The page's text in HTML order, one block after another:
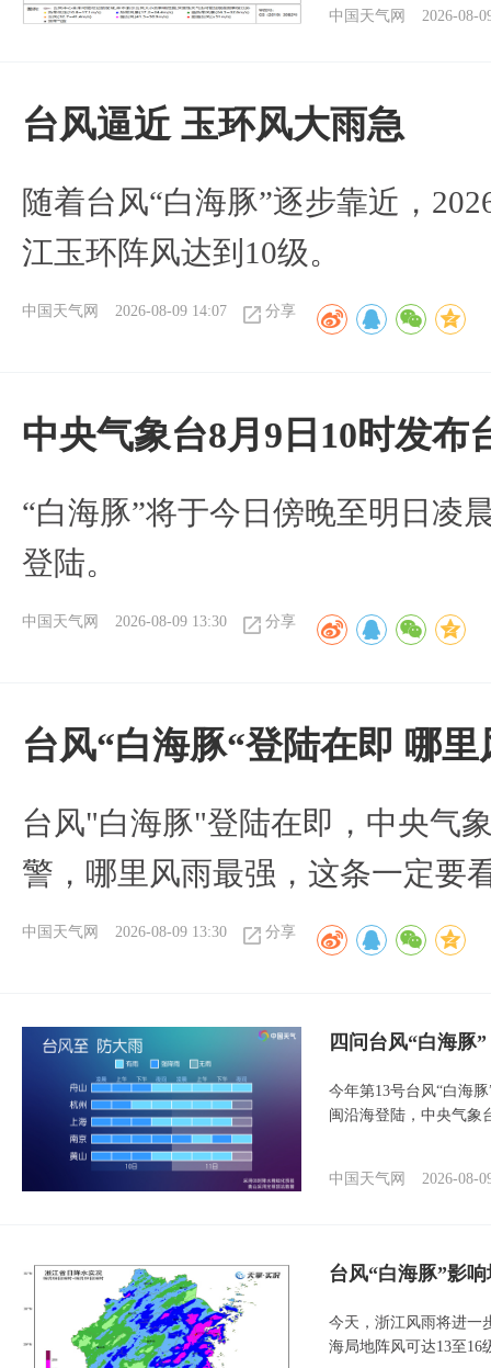
中国天气网 2026-08-
台风逼近 玉环风大雨急
随着台风“白海豚”逐步靠近，
江玉环阵风达到10级。
中国天气网 2026-08-09 14:07 分享
中央气象台8月9日10时发布
“白海豚”将于今日傍晚至明日凌
登陆。
中国天气网 2026-08-09 13:30 分享
台风“白海豚“登陆在即 哪
台风"白海豚"登陆在即，中央气
警，哪里风雨最强，这条一定要
中国天气网 2026-08-09 13:30 分享
四问台风“白海豚
今年第13号台风“白海
闽沿海登陆，中央气象
中国天气网 2026-08-
台风“白海豚”影
今天，浙江风雨将进一
海局地阵风可达13至16